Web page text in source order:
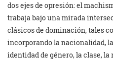
dos ejes de opresión: el
trabaja bajo una mirada
clásicos de dominación, tales
incorporando la nacionalidad,
identidad de género, la clase,